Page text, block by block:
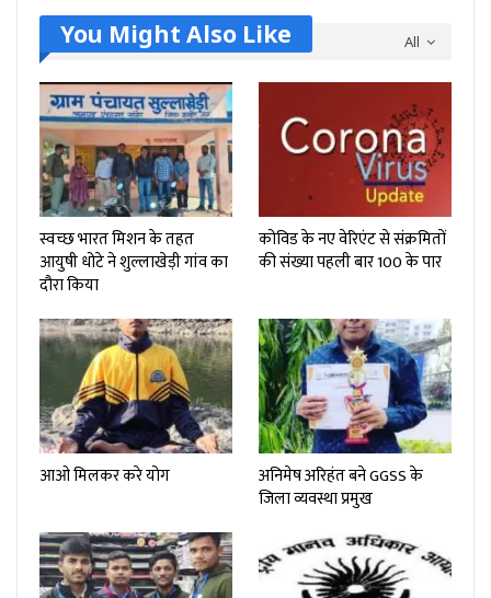
All
You Might Also Like
स्वच्छ भारत मिशन के तहत
आयुषी धोटे ने शुल्लाखेड़ी गांव का
दौरा किया
कोविड के नए वेरिएंट से संक्रमितों
की संख्या पहली बार 100 के पार
आओ मिलकर करे योग
अनिमेष अरिहंत बने GGSS के
जिला व्यवस्था प्रमुख